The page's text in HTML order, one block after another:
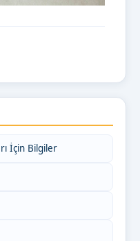
İçin Bilgiler